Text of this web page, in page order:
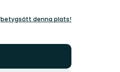
betygsätt denna plats!